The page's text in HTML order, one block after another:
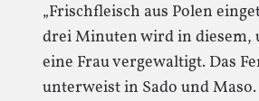
„Frischfleisch aus Polen
drei Minuten wird in diesem,
eine Frau vergewaltigt. Das
unterweist in Sado und